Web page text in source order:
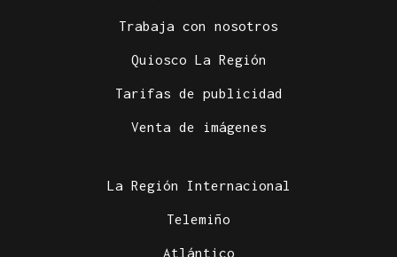
Trabaja con nosotros
Quiosco La Región
Tarifas de publicidad
Venta de imágenes
La Región Internacional
Telemiño
Atlántico